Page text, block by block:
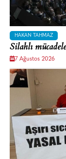
HAKAN TAHMAZ
Silahlı
7 Ağustos 2026